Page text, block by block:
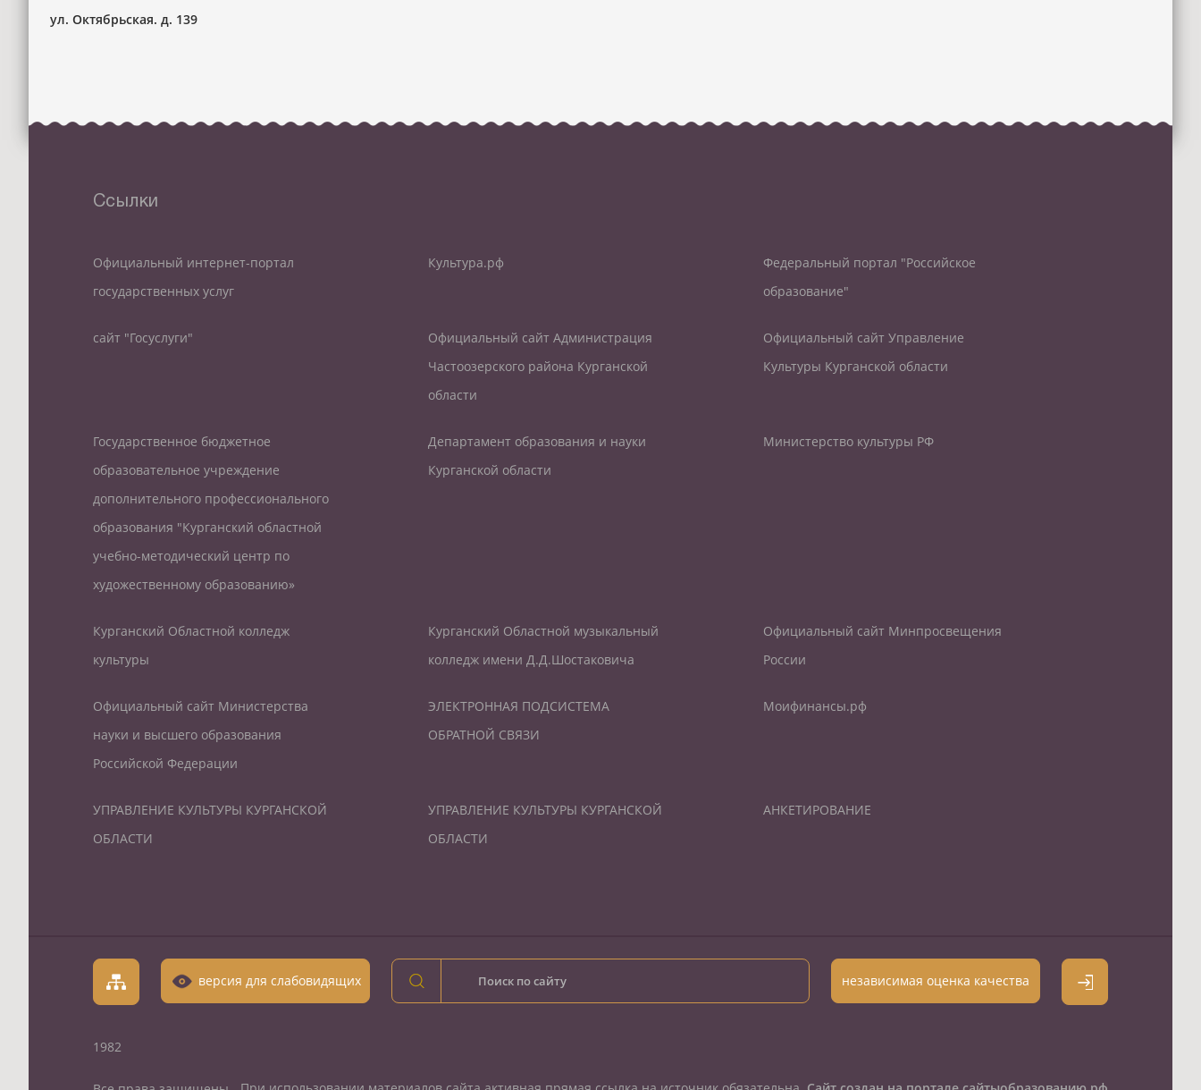
ул. Октябрьская. д. 139
Ссылки
Официальный интернет-портал
государственных услуг
Культура.рф
Федеральный портал "Российское
образование"
сайт "Госуслуги"
Официальный сайт Администрация
Частоозерского района Курганской
области
Официальный сайт Управление
Культуры Курганской области
Государственное бюджетное
образовательное учреждение
дополнительного профессионального
образования "Курганский областной
учебно-методический центр по
художественному образованию»
Департамент образования и науки
Курганской области
Министерство культуры РФ
Курганский Областной колледж
культуры
Курганский Областной музыкальный
колледж имени Д.Д.Шостаковича
Официальный сайт Минпросвещения
России
Официальный сайт Министерства
науки и высшего образования
Российской Федерации
ЭЛЕКТРОННАЯ ПОДСИСТЕМА
ОБРАТНОЙ СВЯЗИ
Моифинансы.рф
УПРАВЛЕНИЕ КУЛЬТУРЫ КУРГАНСКОЙ
ОБЛАСТИ
УПРАВЛЕНИЕ КУЛЬТУРЫ КУРГАНСКОЙ
ОБЛАСТИ
АНКЕТИРОВАНИЕ
версия для слабовидящих независимая оценка качества
1982